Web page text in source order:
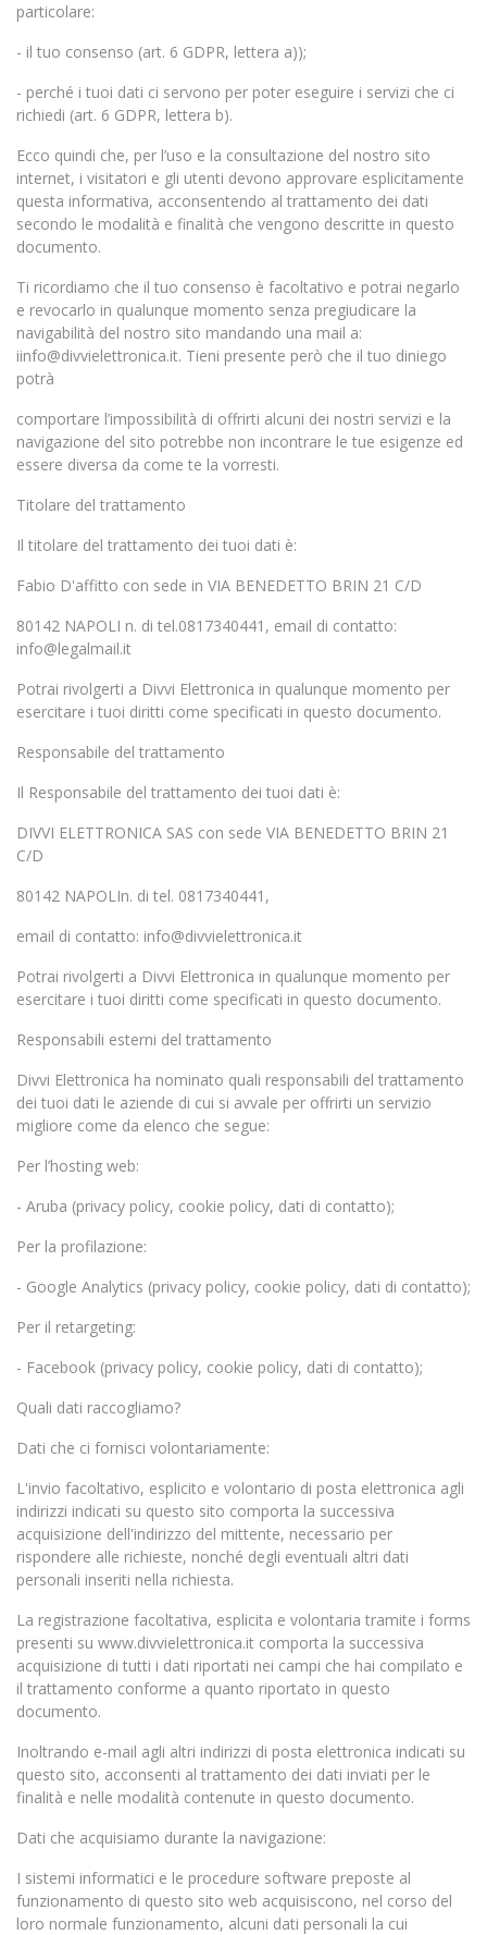
particolare:
- il tuo consenso (art. 6 GDPR, lettera a));
- perché i tuoi dati ci servono per poter eseguire i servizi che ci
richiedi (art. 6 GDPR, lettera b).
Ecco quindi che, per l’uso e la consultazione del nostro sito
internet, i visitatori e gli utenti devono approvare esplicitamente
questa informativa, acconsentendo al trattamento dei dati
secondo le modalità e finalità che vengono descritte in questo
documento.
Ti ricordiamo che il tuo consenso è facoltativo e potrai negarlo
e revocarlo in qualunque momento senza pregiudicare la
navigabilità del nostro sito mandando una mail a:
iinfo@divvielettronica.it. Tieni presente però che il tuo diniego
potrà
comportare l’impossibilità di offrirti alcuni dei nostri servizi e la
navigazione del sito potrebbe non incontrare le tue esigenze ed
essere diversa da come te la vorresti.
Titolare del trattamento
Il titolare del trattamento dei tuoi dati è:
Fabio D'affitto con sede in VIA BENEDETTO BRIN 21 C/D
80142 NAPOLI n. di tel.0817340441, email di contatto:
info@legalmail.it
Potrai rivolgerti a Divvi Elettronica in qualunque momento per
esercitare i tuoi diritti come specificati in questo documento.
Responsabile del trattamento
Il Responsabile del trattamento dei tuoi dati è:
DIVVI ELETTRONICA SAS con sede VIA BENEDETTO BRIN 21
C/D
80142 NAPOLIn. di tel. 0817340441,
email di contatto: info@divvielettronica.it
Potrai rivolgerti a Divvi Elettronica in qualunque momento per
esercitare i tuoi diritti come specificati in questo documento.
Responsabili esterni del trattamento
Divvi Elettronica ha nominato quali responsabili del trattamento
dei tuoi dati le aziende di cui si avvale per offrirti un servizio
migliore come da elenco che segue:
Per l’hosting web:
- Aruba (privacy policy, cookie policy, dati di contatto);
Per la profilazione:
- Google Analytics (privacy policy, cookie policy, dati di contatto);
Per il retargeting:
- Facebook (privacy policy, cookie policy, dati di contatto);
Quali dati raccogliamo?
Dati che ci fornisci volontariamente:
L'invio facoltativo, esplicito e volontario di posta elettronica agli
indirizzi indicati su questo sito comporta la successiva
acquisizione dell'indirizzo del mittente, necessario per
rispondere alle richieste, nonché degli eventuali altri dati
personali inseriti nella richiesta.
La registrazione facoltativa, esplicita e volontaria tramite i forms
presenti su www.divvielettronica.it comporta la successiva
acquisizione di tutti i dati riportati nei campi che hai compilato e
il trattamento conforme a quanto riportato in questo
documento.
Inoltrando e-mail agli altri indirizzi di posta elettronica indicati su
questo sito, acconsenti al trattamento dei dati inviati per le
finalità e nelle modalità contenute in questo documento.
Dati che acquisiamo durante la navigazione:
I sistemi informatici e le procedure software preposte al
funzionamento di questo sito web acquisiscono, nel corso del
loro normale funzionamento, alcuni dati personali la cui